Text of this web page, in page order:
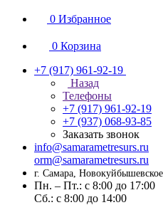
0 Избранное
0 Корзина
+7 (917) 961-92-19
Назад
Телефоны
+7 (917) 961-92-19
+7 (937) 068-93-85
Заказать звонок
info@samarametresurs.ru
orm@samarametresurs.ru
г. Самара,
Пн. – Пт.: с 8:00 до 17:00
Cб.: с 8:00 до 14:00